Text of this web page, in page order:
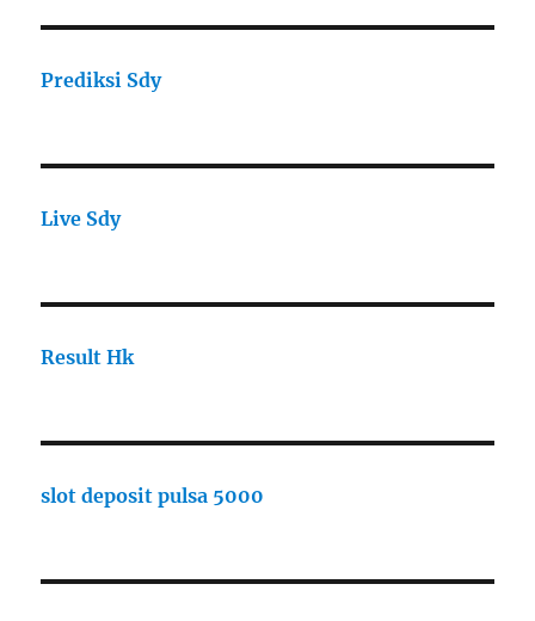
Prediksi Sdy
Live Sdy
Result Hk
slot deposit pulsa 5000